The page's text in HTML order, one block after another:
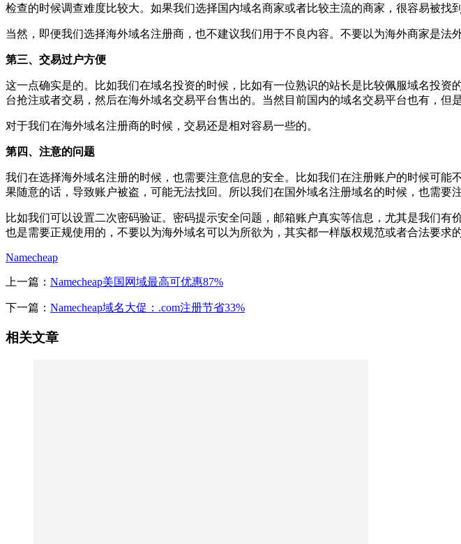
检查的时候调查难度比较大。如果我们选择国内域名商家或者比较主流的商家，很容易被找
当然，即便我们选择海外域名注册商，也不建议我们用于不良内容。不要以为海外商家是法
第三、交易过户方便
这一点确实是的。比如我们在域名投资的时候，比如有一位熟识的站长是比较佩服域名投
台抢注或者交易，然后在海外域名交易平台售出的。当然目前国内的域名交易平台也有，但
对于我们在海外域名注册商的时候，交易还是相对容易一些的。
第四、注意的问题
我们在选择海外域名注册的时候，也需要注意信息的安全。比如我们在注册账户的时候可
果随意的话，导致账户被盗，可能无法找回。所以我们在国外域名注册域名的时候，也需要
比如我们可以设置二次密码验证。密码提示安全问题，邮箱账户真实等信息，尤其是我们
也是需要正规使用的，不要以为海外域名可以为所欲为，其实都一样版权规范或者合法要求的
Namecheap
上一篇： Namecheap美国网域最高可优惠87%
下一篇： Namecheap域名大促：.com注册节省33%
相关文章